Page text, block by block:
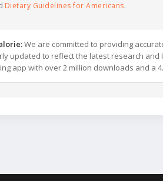
Dietary Guidelines for Americans.
We are committed to providing
updated to reflect the latest research and
app with over 2 million downloads and a